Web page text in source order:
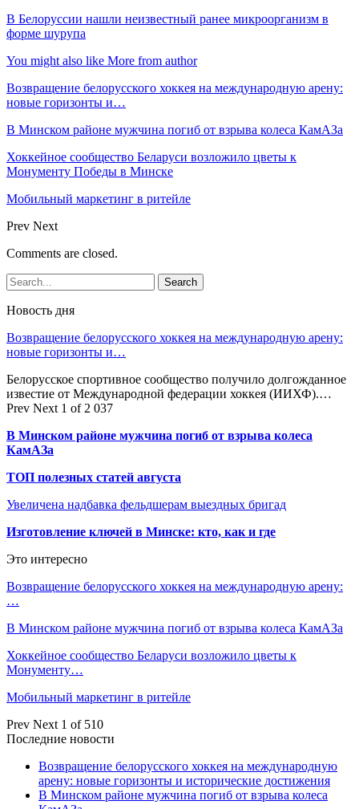
В Белоруссии нашли неизвестный ранее микроорганизм в
форме шурупа
You might also like More from author
Возвращение белорусского хоккея на международную арену:
новые горизонты и…
В Минском районе мужчина погиб от взрыва колеса КамАЗа
Хоккейное сообщество Беларуси возложило цветы к
Монументу Победы в Минске
Мобильный маркетинг в ритейле
Prev Next
Comments are closed.
Новость дня
Возвращение белорусского хоккея на международную арену:
новые горизонты и…
Белорусское спортивное сообщество получило долгожданное
известие от Международной федерации хоккея (ИИХФ).…
Prev Next 1 of 2 037
В Минском районе мужчина погиб от взрыва колеса
КамАЗа
ТОП полезных статей августа
Увеличена надбавка фельдшерам выездных бригад
Изготовление ключей в Минске: кто, как и где
Это интересно
Возвращение белорусского хоккея на международную арену:
…
В Минском районе мужчина погиб от взрыва колеса КамАЗа
Хоккейное сообщество Беларуси возложило цветы к
Монументу…
Мобильный маркетинг в ритейле
Prev Next 1 of 510
Последние новости
Возвращение белорусского хоккея на международную
арену: новые горизонты и исторические достижения
В Минском районе мужчина погиб от взрыва колеса